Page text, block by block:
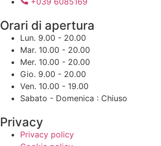
Orari di apertura
Lun. 9.00 - 20.00
Mar. 10.00 - 20.00
Mer. 10.00 - 20.00
Gio. 9.00 - 20.00
Ven. 10.00 - 19.00
Sabato - Domenica : Chiuso
Privacy
Privacy policy